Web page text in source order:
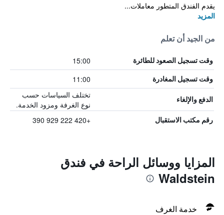
يقدم الفندق المتطور معاملات...
المزيد
من الجيد أن تعلم
وقت تسجيل الصعود للطائرة 15:00
وقت تسجيل المغادرة 11:00
الدفع والإلغاء
تختلف السياسات حسب
نوع الغرفة ومزود الخدمة.
رقم مكتب الاستقبال +420 222 929 390
المزايا ووسائل الراحة في فندق
Waldstein
خدمة الغرف